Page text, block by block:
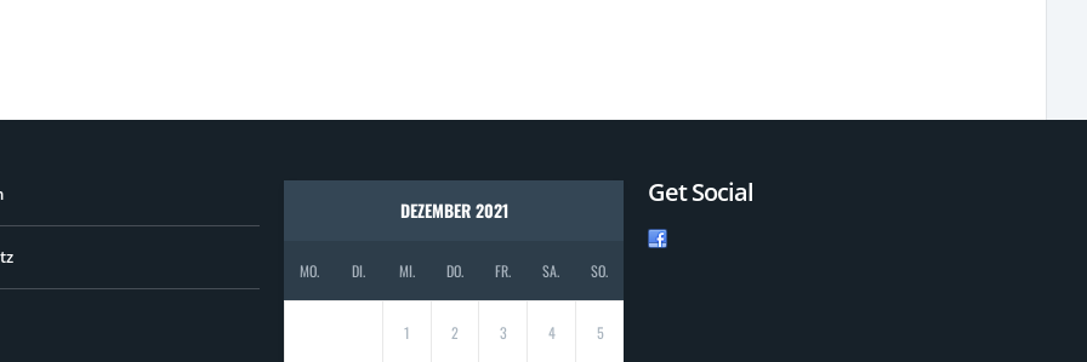
DEZEMBER 2021
MO. DI. MI. DO. FR. SA. SO.
1 2 3 4 5
Get Social